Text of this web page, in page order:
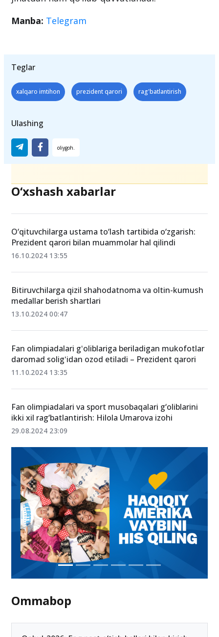
Manba: Telegram
Teglar
xalqaro imtihon prezident qarori rag'batlantirish
Ulashing
O‘xshash xabarlar
O‘qituvchilarga ustama to‘lash tartibida o‘zgarish:
Prezident qarori bilan muammolar hal qilindi
16.10.2024 13:55
Bitiruvchilarga qizil shahodatnoma va oltin-kumush
medallar berish shartlari
13.10.2024 00:47
Fan olimpiadalari gʻoliblariga beriladigan mukofotlar
daromad soligʻidan ozod etiladi – Prezident qarori
11.10.2024 13:35
Fan olimpiadalari va sport musobaqalari g‘oliblarini
ikki xil rag‘batlantirish: Hilola Umarova izohi
29.08.2024 23:09
Ommabop